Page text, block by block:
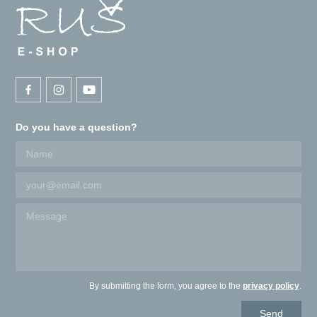
Do you have a question?
By submitting the form, you agree to the privacy policy.